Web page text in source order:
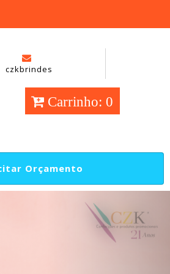
czkbrindes
Carrinho: 0
Orçamento